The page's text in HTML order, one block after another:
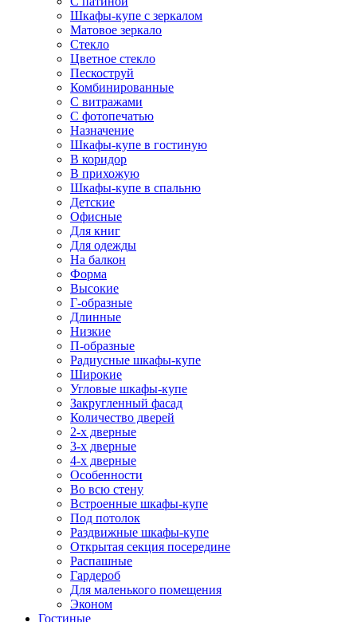
Шкафы-купе с зеркалом
Матовое зеркало
Стекло
Цветное стекло
Пескоструй
Комбинированные
С витражами
С фотопечатью
Назначение
Шкафы-купе в гостиную
В коридор
В прихожую
Шкафы-купе в спальню
Детские
Офисные
Для книг
Для одежды
На балкон
Форма
Высокие
Г-образные
Длинные
Низкие
П-образные
Радиусные шкафы-купе
Широкие
Угловые шкафы-купе
Закругленный фасад
Количество дверей
2-х дверные
3-х дверные
4-х дверные
Особенности
Во всю стену
Встроенные шкафы-купе
Под потолок
Раздвижные шкафы-купе
Открытая секция посередине
Распашные
Гардероб
Для маленького помещения
Эконом
Гостиные